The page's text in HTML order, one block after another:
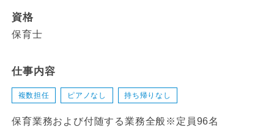
資格
保育士
仕事内容
複数担任 ピアノなし 持ち帰りなし
保育業務および付随する業務全般※定員96名